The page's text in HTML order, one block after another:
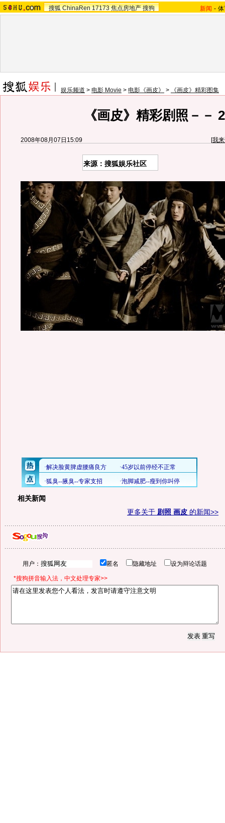
搜狐 ChinaRen 17173 焦点房地产 搜狗 新闻 -
娱乐频道 > 电影 Movie > 电影《画皮》 > 《画皮》精彩图集
《画皮》精彩剧照－－ 2
2008年08月07日15:09 [我
来源：搜狐娱乐社区
相关新闻
更多关于 剧照 画皮 的新闻>>
用户： 匿名 隐藏地址 设为辩论话题
*搜狗拼音输入法，中文处理专家>>